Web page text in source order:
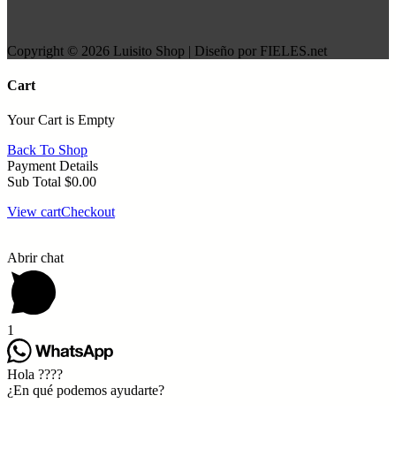
Copyright © 2026 Luisito Shop | Diseño por FIELES.net
Cart
Your Cart is Empty
Back To Shop
Payment Details
Sub Total $0.00
View cartCheckout
Abrir chat
1
Hola ????
¿En qué podemos ayudarte?